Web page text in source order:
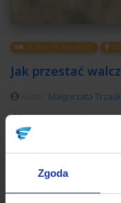
Zgoda
WORK-LIFE BALANCE
Jak przestać
Małgorzata
„Nie wychodzi, nie
wszystko, pracuj więcej,
mocniej! Dasz radę,
coachów, którzy
sposób. A klienci cisną.